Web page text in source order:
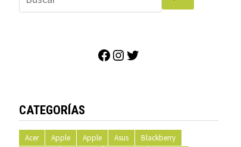
Facebook
Instagram
CATEGORÍAS
Acer Apple Apple Asus
Blackberry